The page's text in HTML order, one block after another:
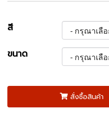
สี
ขนาด
สั่งซื้อสินค้า